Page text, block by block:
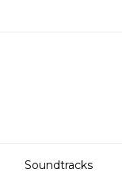
Soundtracks